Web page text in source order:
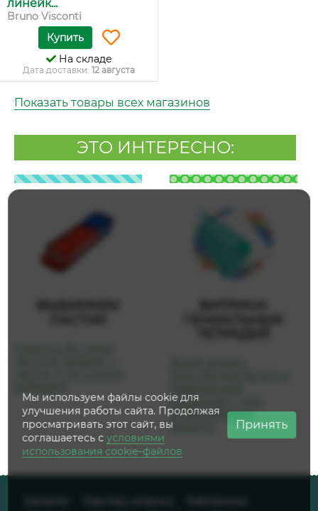
линейк...
Bruno Visconti
Купить
На складе
Дата доставки: 12 августа
Показать товары всех магазинов
ЭТО ИНТЕРЕСНО:
коллекции — всё,
чтобы учиться и
творить!
Мы используем файлы cookie для
улучшения работы сайта. Продолжая
просматривать этот сайт, вы
соглашаетесь сусловиями
использования cookie–файлов
Принять